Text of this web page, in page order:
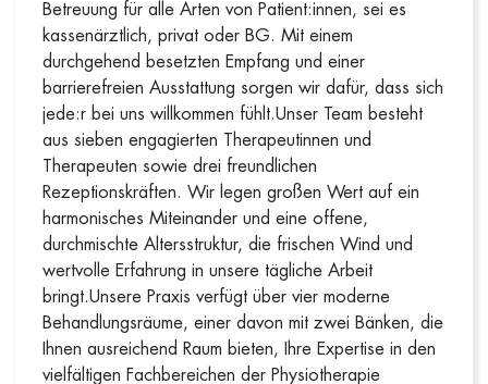
Betreuung für alle Arten von Patient:innen, sei es
kassenärztlich, privat oder BG. Mit einem
durchgehend besetzten Empfang und einer
barrierefreien Ausstattung sorgen wir dafür, dass sich
jede:r bei uns willkommen fühlt.Unser Team besteht
aus sieben engagierten Therapeutinnen und
Therapeuten sowie drei freundlichen
Rezeptionskräften. Wir legen großen Wert auf ein
harmonisches Miteinander und eine offene,
durchmischte Altersstruktur, die frischen Wind und
wertvolle Erfahrung in unsere tägliche Arbeit
bringt.Unsere Praxis verfügt über vier moderne
Behandlungsräume, einer davon mit zwei Bänken, die
Ihnen ausreichend Raum bieten, Ihre Expertise in den
vielfältigen Fachbereichen der Physiotherapie